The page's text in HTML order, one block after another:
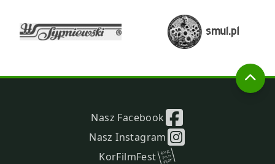
Nasz Facebook
Nasz Instagram
KorFilmFest